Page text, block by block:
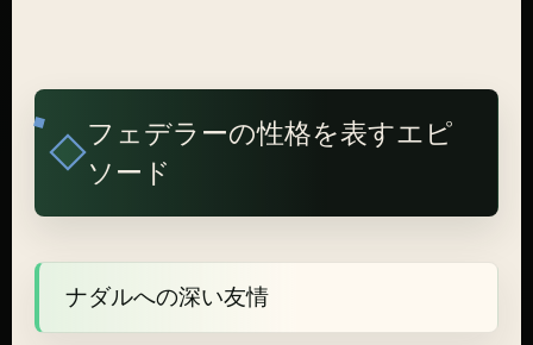
フェデラーの性格を表すエピ
ソード
ナダルへの深い友情